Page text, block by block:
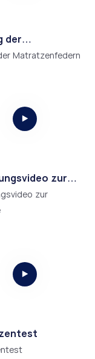
der
Matratzenfedern
zur
zur